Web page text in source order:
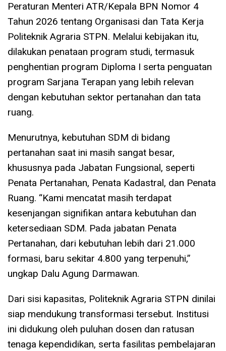
Peraturan Menteri ATR/Kepala BPN Nomor 4
Tahun 2026 tentang Organisasi dan Tata Kerja
Politeknik Agraria STPN. Melalui kebijakan itu,
dilakukan penataan program studi, termasuk
penghentian program Diploma I serta penguatan
program Sarjana Terapan yang lebih relevan
dengan kebutuhan sektor pertanahan dan tata
ruang.
Menurutnya, kebutuhan SDM di bidang
pertanahan saat ini masih sangat besar,
khususnya pada Jabatan Fungsional, seperti
Penata Pertanahan, Penata Kadastral, dan Penata
Ruang. “Kami mencatat masih terdapat
kesenjangan signifikan antara kebutuhan dan
ketersediaan SDM. Pada jabatan Penata
Pertanahan, dari kebutuhan lebih dari 21.000
formasi, baru sekitar 4.800 yang terpenuhi,”
ungkap Dalu Agung Darmawan.
Dari sisi kapasitas, Politeknik Agraria STPN dinilai
siap mendukung transformasi tersebut. Institusi
ini didukung oleh puluhan dosen dan ratusan
tenaga kependidikan, serta fasilitas pembelajaran